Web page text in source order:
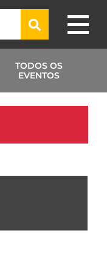
TODOS OS
EVENTOS